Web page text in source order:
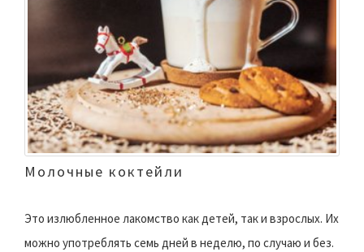
Молочные коктейли
Это излюбленное лакомство как детей, так и взрослых. Их
можно употреблять семь дней в неделю, по случаю и без.